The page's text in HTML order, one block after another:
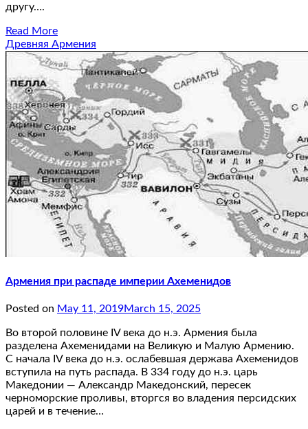
другу….
Read More
Древняя Армения
Армения при распаде империи Ахеменидов
Posted on May 11, 2019March 15, 2025
Во второй половине IV века до н.э. Армения была
разделена Ахеменидами на Великую и Малую Армению.
С начала IV века до н.э. ослабевшая держава Ахеменидов
вступила на путь распада. В 334 году до н.э. царь
Македонии — Александр Македонский, пересек
черноморские проливы, вторгся во владения персидских
царей и в течение…